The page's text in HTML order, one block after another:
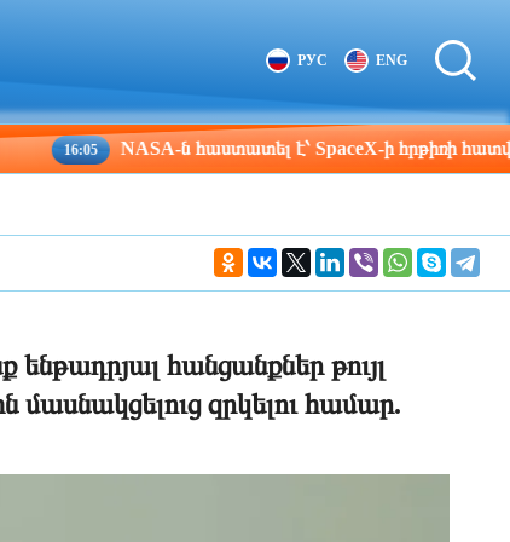
РУС ENG
NASA-ն հաստատել է՝ SpaceX-ի հրթիռի հատվածը
հանցանքներ թույլ
զրկելու համար.